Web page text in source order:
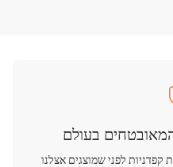
בעולם
קפדניות לפני שמוצגים אצלנו